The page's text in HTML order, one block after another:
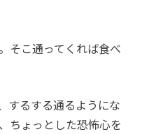
そこ通ってくれば食べ
するする通るようにな
ちょっとした恐怖心を